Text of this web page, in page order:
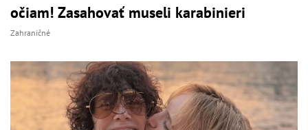
očiam! Zasahovať museli karabinieri
Zahraničné